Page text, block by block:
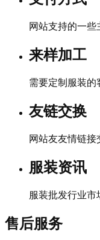
网站支持的一
来样加工
需要定制服装的
友链交换
网站友友情链
服装资讯
服装批发行业
售后服务